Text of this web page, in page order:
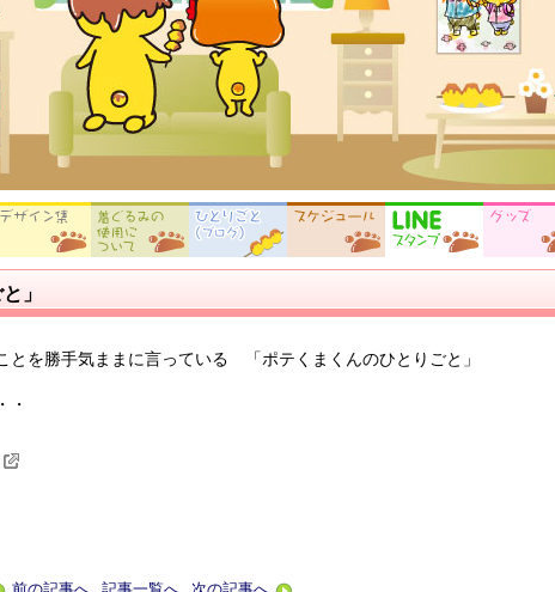
」
を勝手気ままに言っている 「ポテくまくんのひとりごと」
・